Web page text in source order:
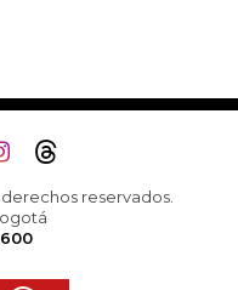
reservados.